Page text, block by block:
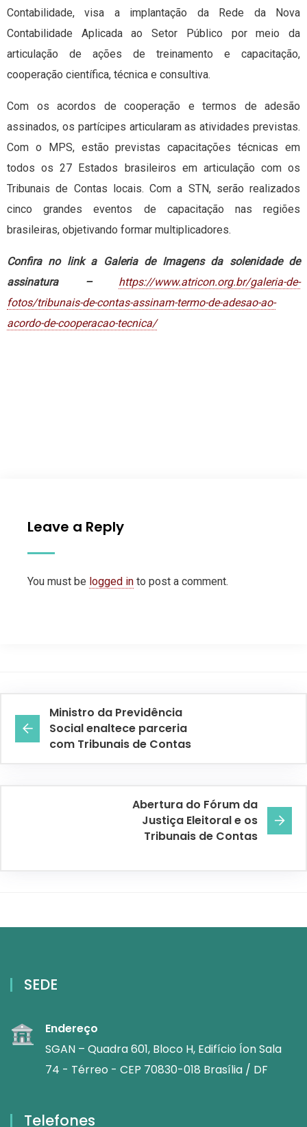
Contabilidade, visa a implantação da Rede da Nova
Contabilidade Aplicada ao Setor Público por meio da
articulação de ações de treinamento e capacitação,
cooperação científica, técnica e consultiva.
Com os acordos de cooperação e termos de adesão
assinados, os partícipes articularam as atividades previstas.
Com o MPS, estão previstas capacitações técnicas em
todos os 27 Estados brasileiros em articulação com os
Tribunais de Contas locais. Com a STN, serão realizados
cinco grandes eventos de capacitação nas regiões
brasileiras, objetivando formar multiplicadores.
Confira no link a Galeria de Imagens da solenidade de
assinatura –
https://www.atricon.org.br/galeria-de-
fotos/tribunais-de-contas-assinam-termo-de-adesao-ao-
acordo-de-cooperacao-tecnica/
Leave a Reply
You must be logged in to post a comment.
Ministro da Previdência
Social enaltece parceria
com Tribunais de Contas
Abertura do Fórum da
Justiça Eleitoral e os
Tribunais de Contas
SEDE
Endereço
SGAN – Quadra 601, Bloco H, Edifício Íon Sala
74 - Térreo - CEP 70830-018 Brasília / DF
Telefones